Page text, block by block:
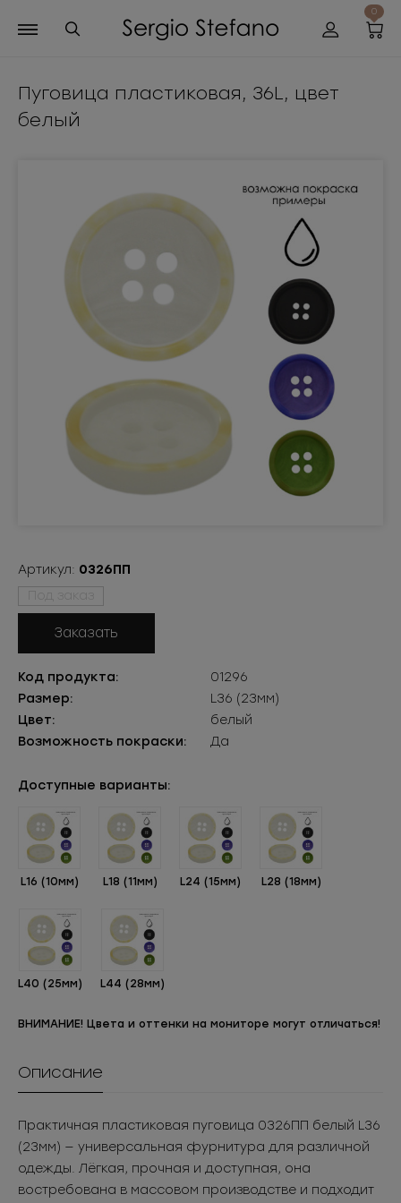
0
Пуговица пластиковая, 36L, цвет
белый
Артикул: 0326ПП
Под заказ
Заказать
Код продукта:
01296
Размер:
L36 (23мм)
Цвет:
белый
Возможность покраски:
Да
Доступные варианты:
L16 (10мм) L18 (11мм) L24 (15мм) L28 (18мм)
L40 (25мм) L44 (28мм)
ВНИМАНИЕ! Цвета и оттенки на мониторе могут отличаться!
Описание
Практичная пластиковая пуговица 0326ПП белый L36
(23мм) — универсальная фурнитура для различной
одежды. Лёгкая, прочная и доступная, она
востребована в массовом производстве и подходит